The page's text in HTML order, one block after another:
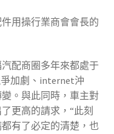
用操行業商會會長的
配商圈多年來都處于
加劇、internet沖
。與此同時，車主對
更高的請求，“此刻
有了必定的清楚，也